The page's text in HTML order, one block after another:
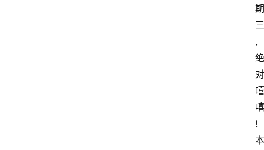
期
三
,
绝
对
嘻
嘻
!
本